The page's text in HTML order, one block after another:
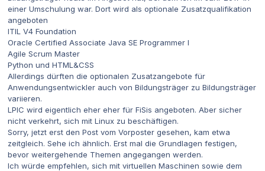
einer Umschulung war. Dort wird als optionale Zusatzqualifikation
angeboten
ITIL V4 Foundation
Oracle Certified Associate Java SE Programmer I
Agile Scrum Master
Python und HTML&CSS
Allerdings dürften die optionalen Zusatzangebote für
Anwendungsentwickler auch von Bildungsträger zu Bildungsträger
variieren.
LPIC wird eigentlich eher eher für FiSis angeboten. Aber sicher
nicht verkehrt, sich mit Linux zu beschäftigen.
Sorry, jetzt erst den Post vom Vorposter gesehen, kam etwa
zeitgleich. Sehe ich ähnlich. Erst mal die Grundlagen festigen,
bevor weitergehende Themen angegangen werden.
Ich würde empfehlen, sich mit virtuellen Maschinen sowie dem